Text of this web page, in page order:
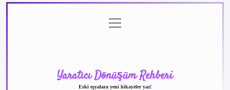
menüyü
aç
Yaratıcı Dönüşüm Rehberi
Eski eşyalara yeni hikayeler yaz!